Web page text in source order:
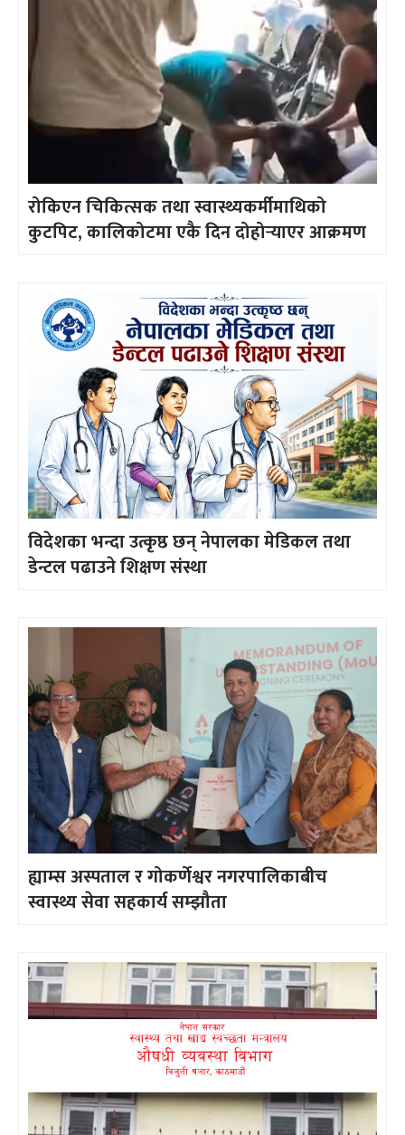
रोकिएन चिकित्सक तथा स्वास्थ्यकर्मीमाथिको
कुटपिट, कालिकोटमा एकै दिन दोहोर्‍याएर आक्रमण
विदेशका भन्दा उत्कृष्ठ छन् नेपालका मेडिकल तथा
डेन्टल पढाउने शिक्षण संस्था
ह्याम्स अस्पताल र गोकर्णेश्वर नगरपालिकाबीच
स्वास्थ्य सेवा सहकार्य सम्झौता